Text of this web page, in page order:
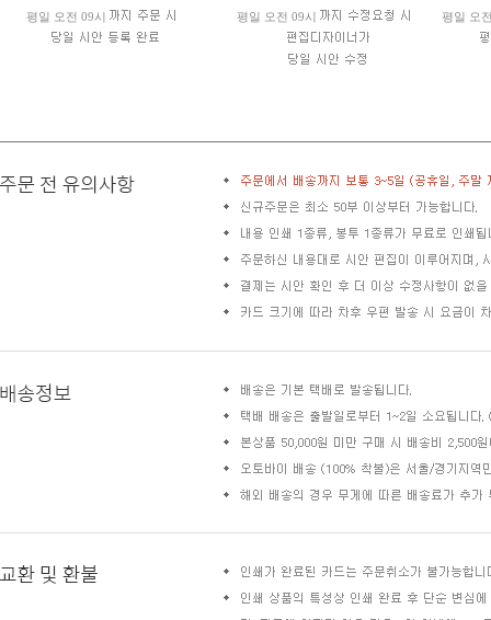
평일 오전 09시 평일 오전 09시 평일 오